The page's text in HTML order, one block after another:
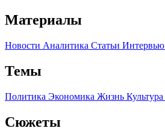
Материалы
Новости Аналитика Статьи Интервью
Темы
Политика Экономика Жизнь Культура
Сюжеты